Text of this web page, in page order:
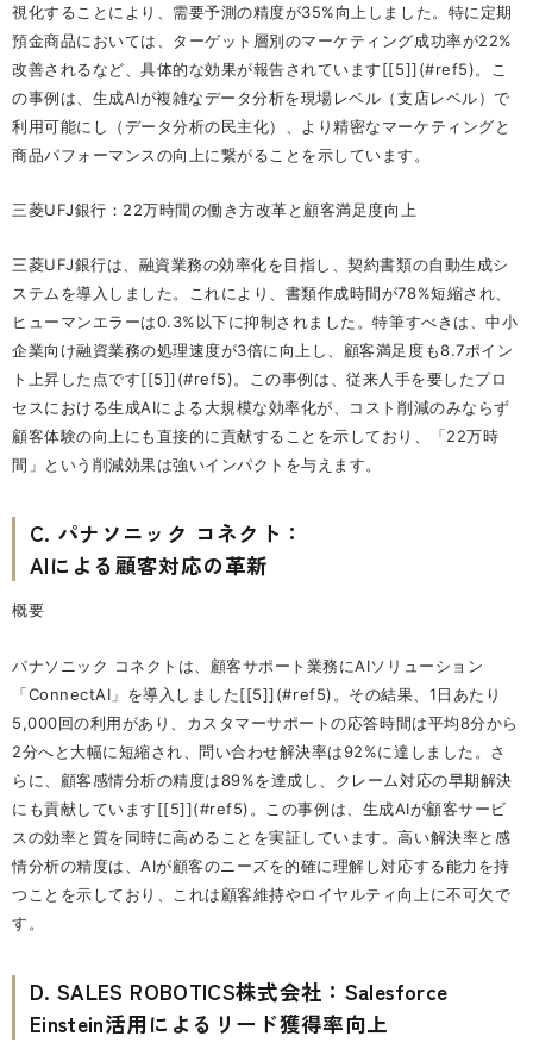
視化することにより、需要予測の精度が35%向上しました。特に定期
預金商品においては、ターゲット層別のマーケティング成功率が22%
改善されるなど、具体的な効果が報告されています[[5]](#ref5)。こ
の事例は、生成AIが複雑なデータ分析を現場レベル（支店レベル）で
利用可能にし（データ分析の民主化）、より精密なマーケティングと
商品パフォーマンスの向上に繋がることを示しています。
三菱UFJ銀行：22万時間の働き方改革と顧客満足度向上
三菱UFJ銀行は、融資業務の効率化を目指し、契約書類の自動生成シ
ステムを導入しました。これにより、書類作成時間が78%短縮され、
ヒューマンエラーは0.3%以下に抑制されました。特筆すべきは、中小
企業向け融資業務の処理速度が3倍に向上し、顧客満足度も8.7ポイン
ト上昇した点です[[5]](#ref5)。この事例は、従来人手を要したプロ
セスにおける生成AIによる大規模な効率化が、コスト削減のみならず
顧客体験の向上にも直接的に貢献することを示しており、「22万時
間」という削減効果は強いインパクトを与えます。
C. パナソニック コネクト：
AIによる顧客対応の革新
概要
パナソニック コネクトは、顧客サポート業務にAIソリューション
「ConnectAI」を導入しました[[5]](#ref5)。その結果、1日あたり
5,000回の利用があり、カスタマーサポートの応答時間は平均8分から
2分へと大幅に短縮され、問い合わせ解決率は92%に達しました。さ
らに、顧客感情分析の精度は89%を達成し、クレーム対応の早期解決
にも貢献しています[[5]](#ref5)。この事例は、生成AIが顧客サービ
スの効率と質を同時に高めることを実証しています。高い解決率と感
情分析の精度は、AIが顧客のニーズを的確に理解し対応する能力を持
つことを示しており、これは顧客維持やロイヤルティ向上に不可欠で
す。
D. SALES ROBOTICS株式会社：Salesforce
Einstein活用によるリード獲得率向上